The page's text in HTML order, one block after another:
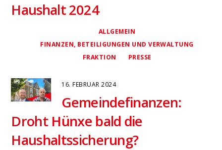
Haushalt 2024
ALLGEMEIN
FINANZEN, BETEILIGUNGEN UND VERWALTUNG
FRAKTION
PRESSE
16. FEBRUAR 2024
Gemeindefinanzen:
Droht Hünxe bald die
Haushaltssicherung?